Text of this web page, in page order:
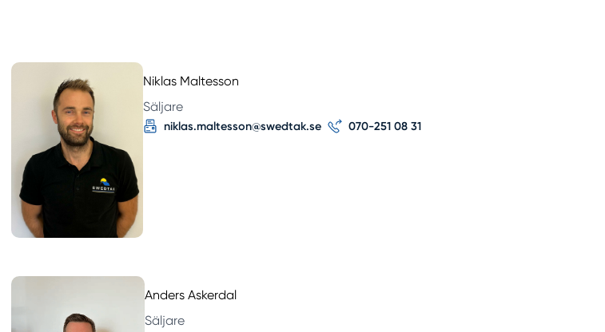
Niklas Maltesson
Säljare
niklas.maltesson@swedtak.se 070-251 08 31
Anders Askerdal
Säljare